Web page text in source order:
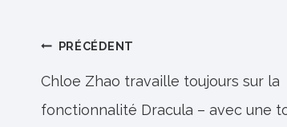
Navigation
de
l’article
PRÉCÉDENT
Chloe Zhao travaille toujours sur la
fonctionnalité Dracula – avec une